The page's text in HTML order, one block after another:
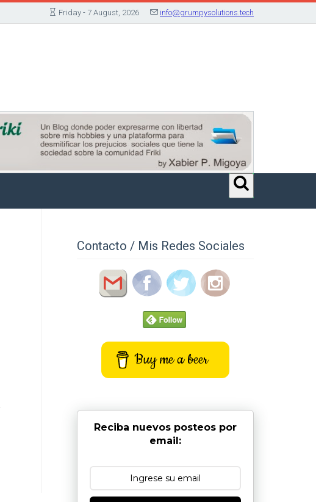
Friday - 7 August, 2026 info@grumpysolutions.tech
Contacto / Mis Redes Sociales
Buy me a beer
Reciba nuevos posteos por
email: